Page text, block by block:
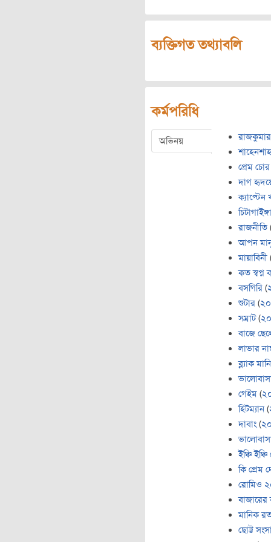
ব্যক্তিগত তথ্যাবলি
কর্মপরিধি
অভিনয়
রাজকুমার
শাহেনশাহ
প্রেম চোর
দাগ
ক্যাপ্টেন
রাজনীতি
আপন
মায়াবিনী
কত
বসগিরি (
শুটার (
সম্রাট(
বাজে
লাভার
ব্ল্যাক মানি
গেইম (
হিটম্যান (
দাবাং (
ইঞ্চি ইঞ্চি
কি প্রেম
রোমিও
বাজারের
মানিক
ছোট্ট